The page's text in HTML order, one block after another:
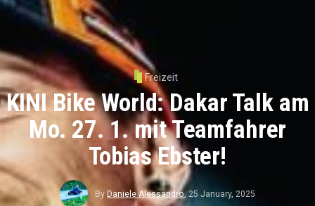
Freizeit
KINI Bike World: Dakar Talk am
Mo. 27. 1. mit Teamfahrer
Tobias Ebster!
ByDaniele Alessandro,25 January, 2025